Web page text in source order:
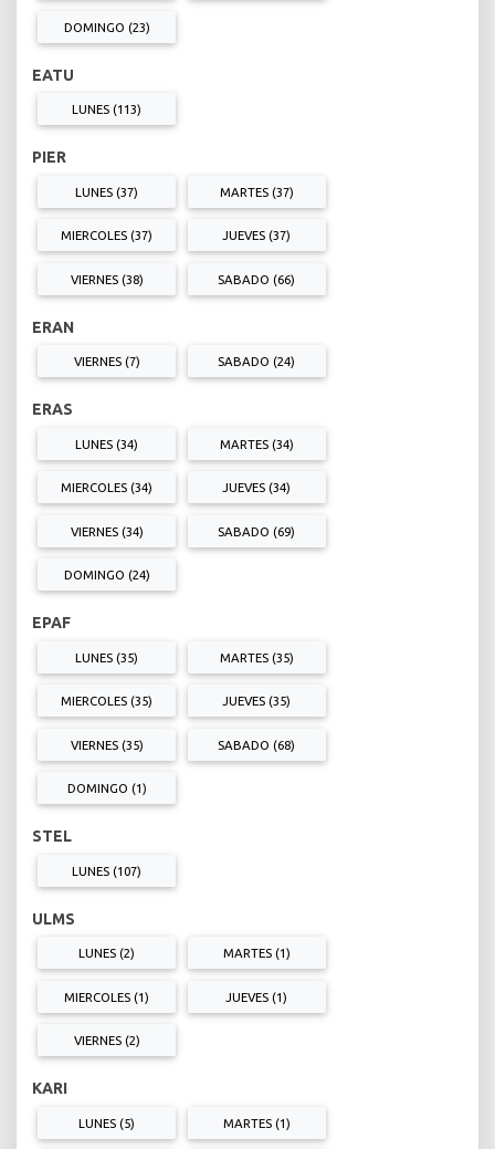
DOMINGO (23)
EATU
LUNES (113)
PIER
LUNES (37) MARTES (37)
MIERCOLES (37) JUEVES (37)
VIERNES (38) SABADO (66)
ERAN
VIERNES (7) SABADO (24)
ERAS
LUNES (34) MARTES (34)
MIERCOLES (34) JUEVES (34)
VIERNES (34) SABADO (69)
DOMINGO (24)
EPAF
LUNES (35) MARTES (35)
MIERCOLES (35) JUEVES (35)
VIERNES (35) SABADO (68)
DOMINGO (1)
STEL
LUNES (107)
ULMS
LUNES (2) MARTES (1)
MIERCOLES (1) JUEVES (1)
VIERNES (2)
KARI
LUNES (5) MARTES (1)